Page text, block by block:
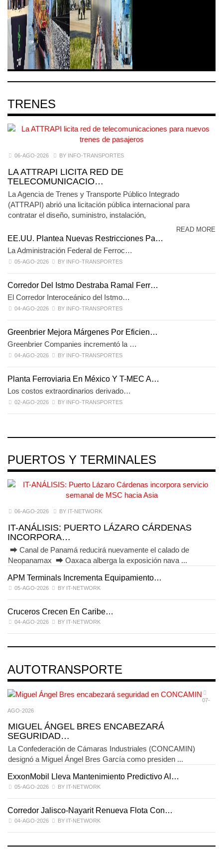
TRENES
06-AGO-2026 BY INFO-TRANSPORTES
LA ATTRAPI LICITA RED DE
TELECOMUNICACIO…
La Agencia de Trenes y Transporte Público Integrado
(ATTRAPI) abrió una licitación pública internacional para
contratar el diseño, suministro, instalación,
READ MORE
EE.UU. Plantea Nuevas Restricciones Pa…
La Administración Federal de Ferroc…
05-AGO-2026 BY INFO-TRANSPORTES
Corredor Del Istmo Destraba Ramal Ferr…
El Corredor Interoceánico del Istmo…
04-AGO-2026 BY INFO-TRANSPORTES
Greenbrier Mejora Márgenes Por Eficien…
Greenbrier Companies incrementó la …
04-AGO-2026 BY INFO-TRANSPORTES
Planta Ferroviaria En México Y T-MEC A…
Los costos extraordinarios derivado…
02-AGO-2026 BY INFO-TRANSPORTES
PUERTOS Y TERMINALES
06-AGO-2026 BY IT-NETWORK
IT-ANÁLISIS: PUERTO LÁZARO CÁRDENAS
INCORPORA…
⮕ Canal de Panamá reducirá nuevamente el calado de
Neopanamax ⮕ Oaxaca alberga la exposición nava ...
APM Terminals Incrementa Equipamiento…
05-AGO-2026 BY IT-NETWORK
Cruceros Crecen En Caribe…
04-AGO-2026 BY IT-NETWORK
AUTOTRANSPORTE
07-
AGO-2026
MIGUEL ÁNGEL BRES ENCABEZARÁ
SEGURIDAD…
La Confederación de Cámaras Industriales (CONCAMIN)
designó a Miguel Ángel Bres García como presiden ...
ExxonMobil Lleva Mantenimiento Predictivo Al…
05-AGO-2026 BY IT-NETWORK
Corredor Jalisco-Nayarit Renueva Flota Con…
04-AGO-2026 BY IT-NETWORK